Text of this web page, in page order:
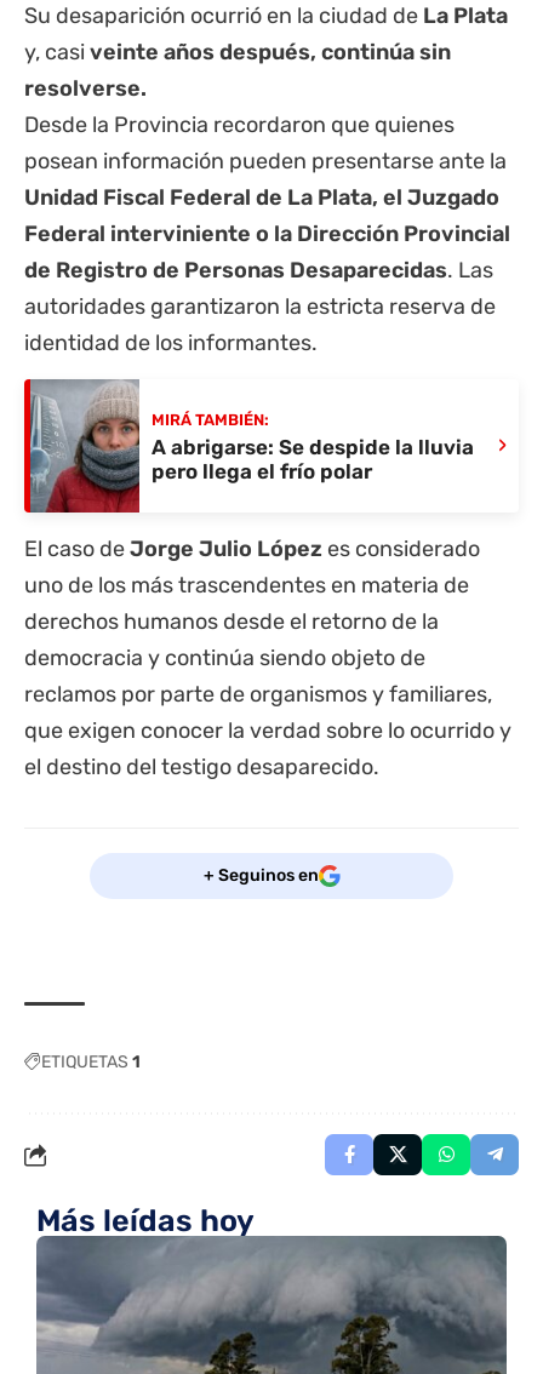
Su desaparición ocurrió en la ciudad de La Plata
y, casi veinte años después, continúa sin
resolverse.
Desde la Provincia recordaron que quienes
posean información pueden presentarse ante la
Unidad Fiscal Federal de La Plata, el Juzgado
Federal interviniente o la Dirección Provincial
de Registro de Personas Desaparecidas. Las
autoridades garantizaron la estricta reserva de
identidad de los informantes.
MIRÁ TAMBIÉN:
A abrigarse: Se despide la lluvia
pero llega el frío polar
›
El caso deJorge Julio López es considerado
uno de los más trascendentes en materia de
derechos humanos desde el retorno de la
democracia y continúa siendo objeto de
reclamos por parte de organismos y familiares,
que exigen conocer la verdad sobre lo ocurrido y
el destino del testigo desaparecido.
+ Seguinos en
ETIQUETAS 1
Más leídas hoy